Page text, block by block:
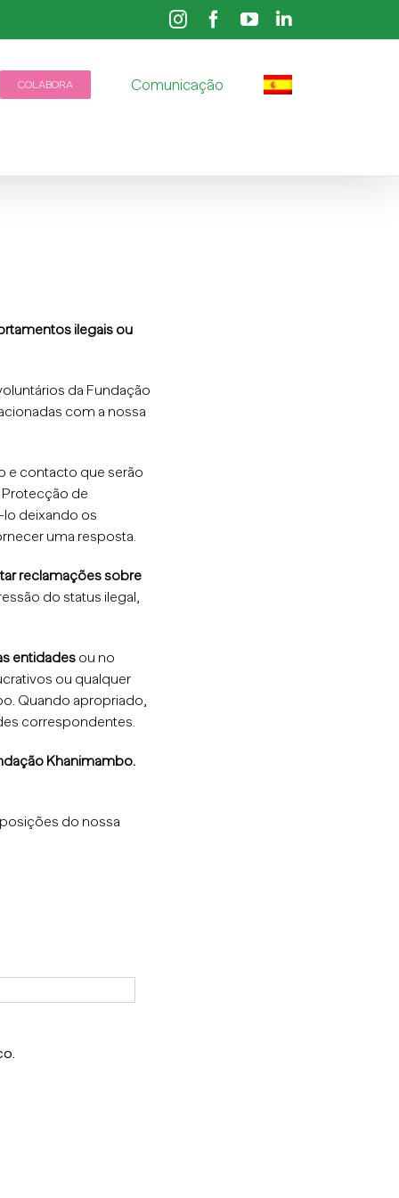
InstagramFacebook
YouTubeLinkedIn
COLABORA Comunicação
ilegais ou
da Fundação
com a nossa
e contacto que serão
de
lo deixando os
uma resposta.
reclamações sobre
do status ilegal,
entidades ou no
ou qualquer
Quando apropriado,
correspondentes.
Khanimambo.
do nossa